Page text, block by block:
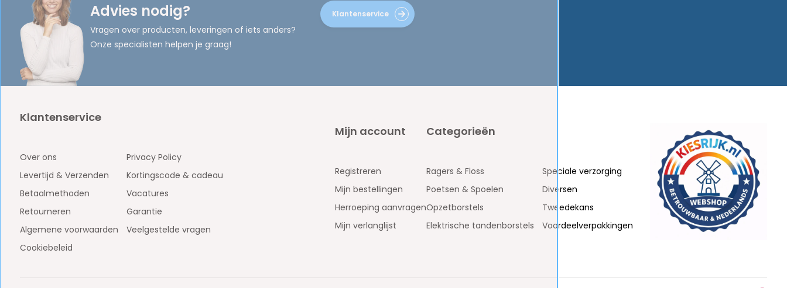
Advies nodig?
Vragen over producten, leveringen of iets anders?
Onze specialisten helpen je graag!
Klantenservice
Klantenservice
Over ons
Levertijd & Verzenden
Betaalmethoden
Retourneren
Algemene voorwaarden
Cookiebeleid
Privacy Policy
Kortingscode & cadeau
Vacatures
Garantie
Veelgestelde vragen
Mijn account
Registreren
Mijn bestellingen
Herroeping aanvragen
Mijn verlanglijst
Categorieën
Ragers & Floss
Poetsen & Spoelen
Opzetborstels
Elektrische tandenborstels
Speciale verzorging
Diversen
Tweedekans
Voordeelverpakkingen